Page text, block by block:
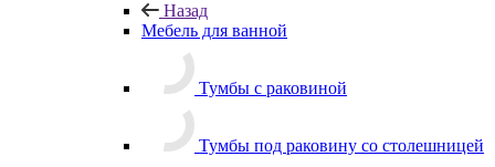
Назад
Мебель для ванной
Тумбы с раковиной
Тумбы под раковину со столешницей